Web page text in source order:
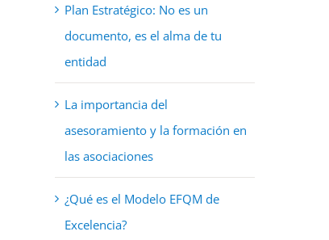
Plan Estratégico: No es un
documento, es el alma de tu
entidad
La importancia del
asesoramiento y la formación en
las asociaciones
¿Qué es el Modelo EFQM de
Excelencia?